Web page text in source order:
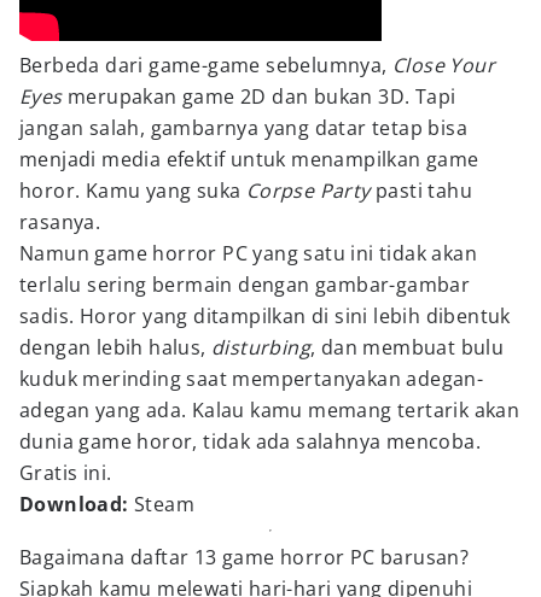
Berbeda dari game-game sebelumnya, Close Your
Eyesmerupakan game 2D dan bukan 3D. Tapi
jangan salah, gambarnya yang datar tetap bisa
menjadi media efektif untuk menampilkan game
horor. Kamu yang suka Corpse Partypasti tahu
rasanya.
Namun game horror PC yang satu ini tidak akan
terlalu sering bermain dengan gambar-gambar
sadis. Horor yang ditampilkan di sini lebih dibentuk
dengan lebih halus, disturbing, dan membuat bulu
kuduk merinding saat mempertanyakan adegan-
adegan yang ada. Kalau kamu memang tertarik akan
dunia game horor, tidak ada salahnya mencoba.
Gratis ini.
Download: Steam
Bagaimana daftar 13 game horror PC barusan?
Siapkah kamu melewati hari-hari yang dipenuhi